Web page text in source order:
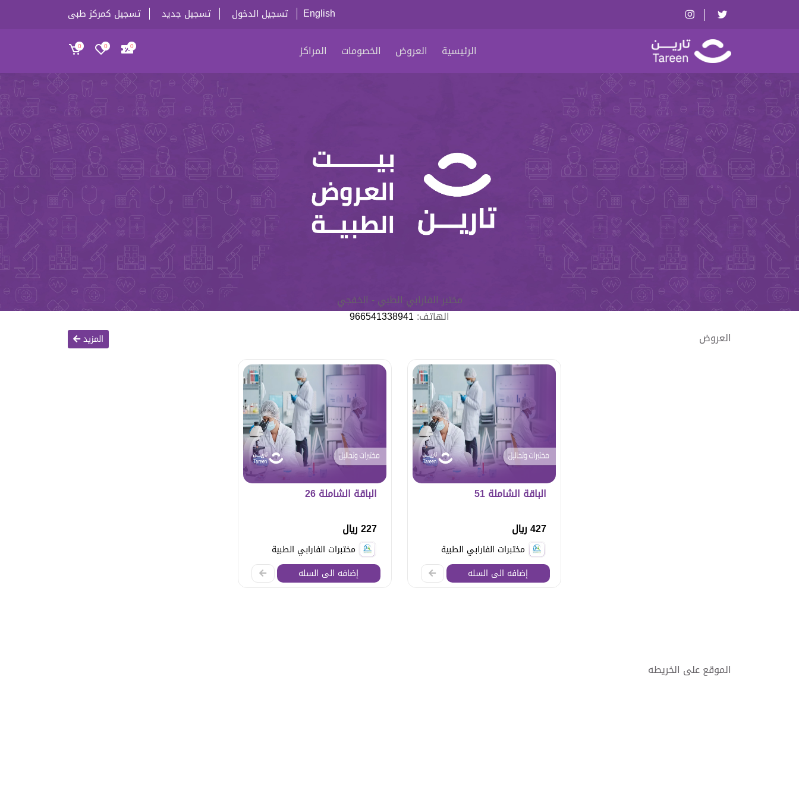
English تسجيل الدخول تسجيل جديد تسجيل كمركز طبى
الرئيسية العروض الخصومات المراكز 0
0
0
مختبر الفارابي الطبي - الخفجي
الهاتف:966541338941
العروض
المزيد
الباقة الشاملة 51
427 ريال
مختبرات الفارابي الطبية
إضافه الى السله
الباقة الشاملة 26
227 ريال
مختبرات الفارابي الطبية
إضافه الى السله
الموقع على الخريطه